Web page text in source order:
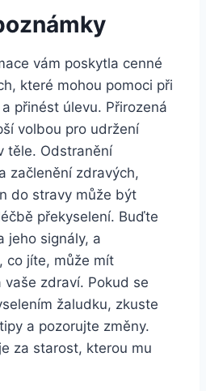
vám poskytla cenné
které mohou pomoci při
přinést úlevu. Přirozená
volbou pro udržení
těle. Odstranění
začlenění zdravých,
do stravy může být
překyselení. Buďte
jeho signály, a
co jíte, může mít
zdraví. Pokud se
žaludku, zkuste
a pozorujte změny.
za starost, kterou mu